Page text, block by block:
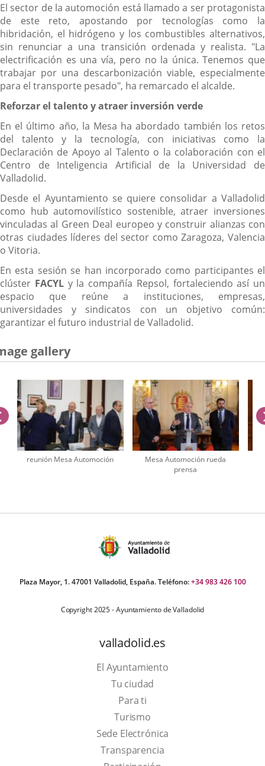
El sector de la automoción está llamado a ser protagonista
de este reto, apostando por tecnologías como la
hibridación, el hidrógeno y los combustibles alternativos,
sin renunciar a una transición ordenada y realista. "La
electrificación es una vía, pero no la única. Tenemos que
trabajar por una descarbonización viable, especialmente
para el transporte pesado", ha remarcado el alcalde.
Reforzar el talento y atraer inversión verde
En el último año, la Mesa ha abordado también los retos
del talento y la tecnología, con iniciativas como la
Declaración de Apoyo al Talento o la colaboración con el
Centro de Inteligencia Artificial de la Universidad de
Valladolid.
Desde el Ayuntamiento se quiere consolidar a Valladolid
como hub automovilístico sostenible, atraer inversiones
vinculadas al Green Deal europeo y construir alianzas con
otras ciudades líderes del sector como Zaragoza, Valencia
o Vitoria.
En esta sesión se han incorporado como participantes el
clúster FACYLy la compañía Repsol, fortaleciendo así un
espacio que reúne a instituciones, empresas,
universidades y sindicatos con un objetivo común:
garantizar el futuro industrial de Valladolid.
gallery
reunión Mesa Automoción
Mesa Automoción rueda
prensa
previus
Plaza Mayor, 1. 47001 Valladolid, España. Teléfono:+34 983 426 100
Copyright 2025 - Ayuntamiento de Valladolid
valladolid.es
El Ayuntamiento
Tu ciudad
Para ti
TurismoThis
link
will
Sede Electrónica
Transparencia